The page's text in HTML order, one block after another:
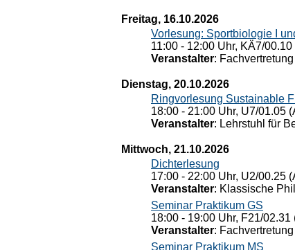
Freitag, 16.10.2026
Vorlesung: Sportbiologie I und
11:00 - 12:00 Uhr, KÄ7/
Veranstalter:
Dienstag, 20.10.2026
Ringvorlesung Sustainable
18:00 - 21:00 Uhr, U7/01.05
Veranstalter: Lehrstuhl für
Mittwoch, 21.10.2026
Dichterlesung
17:00 - 22:00 Uhr, U2/00.25
Veranstalter: Klassische
Seminar Praktikum GS
18:00 - 19:00 Uhr, F21/
Veranstalter:
Seminar Praktikum MS